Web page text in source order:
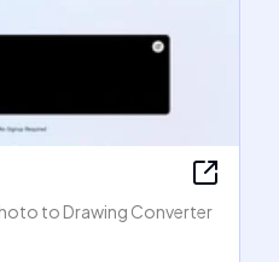
to Drawing Converter